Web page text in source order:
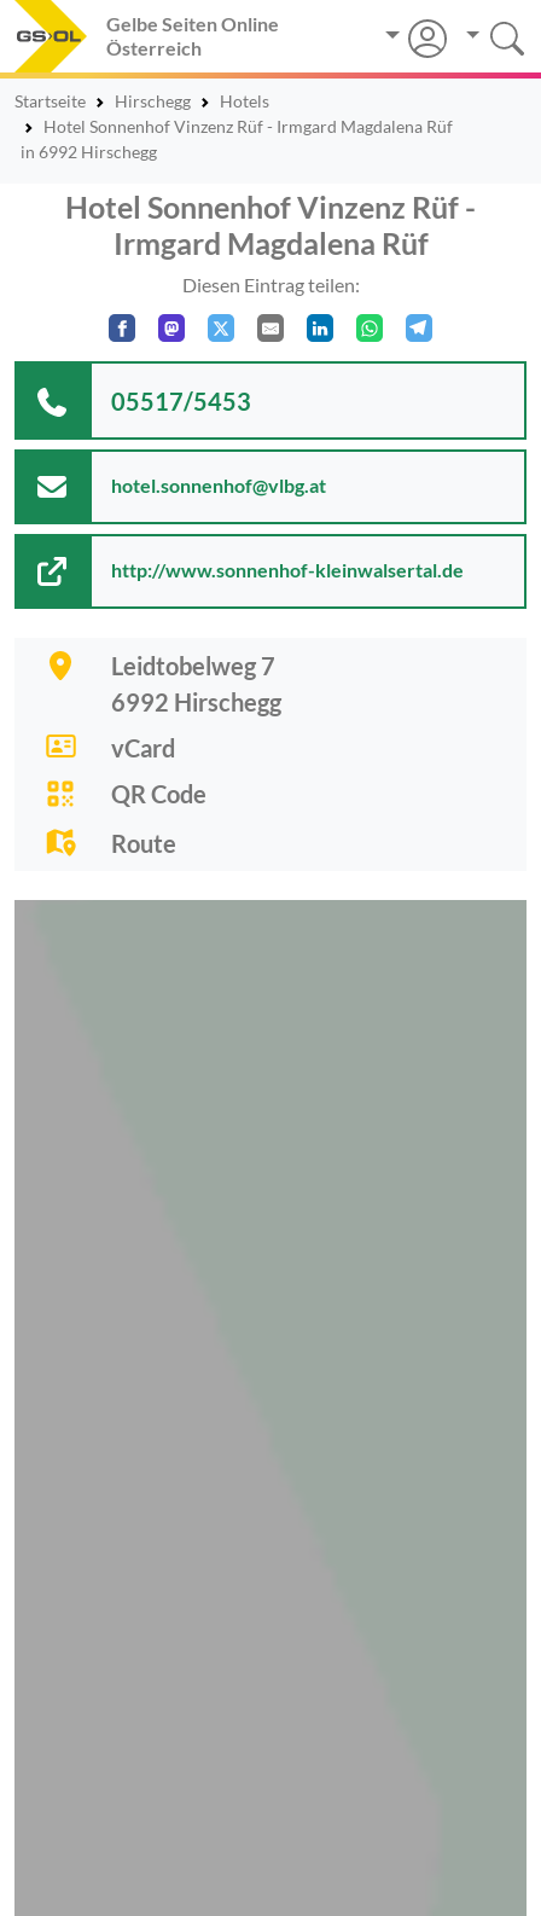
Gelbe Seiten Online
Österreich
Startseite Hirschegg
Hotels
Hotel Sonnenhof Vinzenz Rüf - Irmgard Magdalena Rüf
in 6992 Hirschegg
Hotel Sonnenhof Vinzenz Rüf -
Irmgard Magdalena Rüf
Diesen Eintrag teilen:
Leidtobelweg 7
6992 Hirschegg
vCard
QR Code
Route
05517/5453
hotel.sonnenhof@vlbg.at
http://www.sonnenhof-kleinwalsertal.de